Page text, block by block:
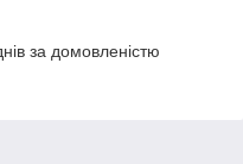
за домовленістю